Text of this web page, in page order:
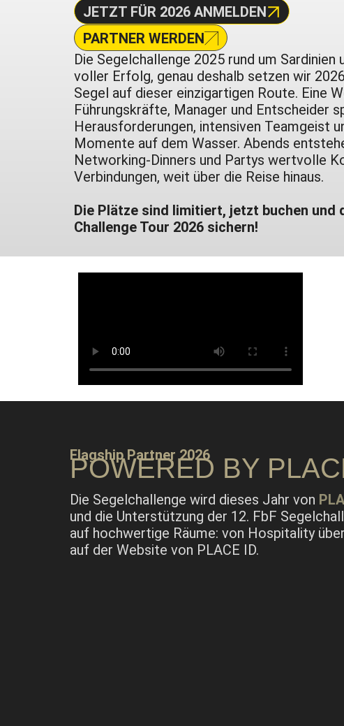
JETZT FÜR 2026 ANMELDEN
PARTNER WERDEN
Die Segelchallenge 2025 rund um Sardinien
voller Erfolg, genau deshalb setzen wir
Segel auf dieser einzigartigen Route. Eine
Führungskräfte, Manager und Entscheider
Herausforderungen, intensiven Teamgeist
Momente auf dem Wasser. Abends
Networking-Dinners und Partys wertvolle
Verbindungen, weit über die Reise hinaus.
Die Plätze sind limitiert, jetzt buchen und
Challenge Tour 2026 sichern!
Flagship Partner 2026
POWERED BY
Die Segelchallenge wird dieses Jahr von
und die Unterstützung der 12. FbF
auf hochwertige Räume: von Hospitality
auf der Website von PLACE ID.